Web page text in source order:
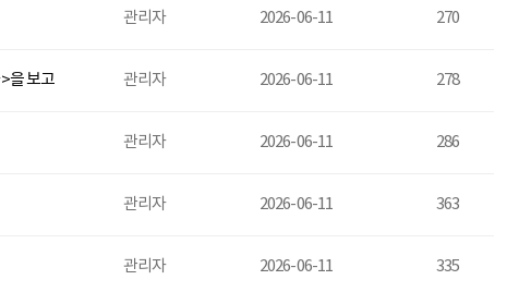
관리자 2026-06-11 270
을 보고 관리자 2026-06-11 278
관리자 2026-06-11 286
관리자 2026-06-11 363
관리자 2026-06-11 335